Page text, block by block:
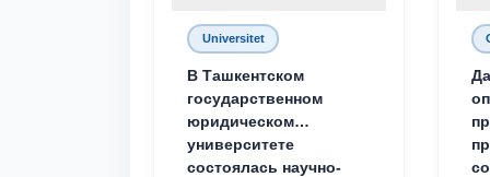
Universitet
В Ташкентском
государственном
юридическом
университете
состоялась научно-